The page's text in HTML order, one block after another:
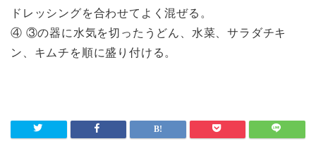
ドレッシングを合わせてよく混ぜる。
④ ③の器に水気を切ったうどん、水菜、サラダチキ
ン、キムチを順に盛り付ける。